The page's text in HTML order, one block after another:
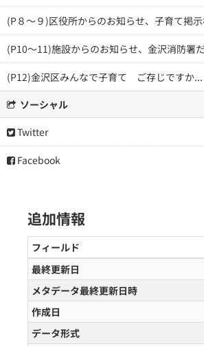
(P８～９)区役所からのお知らせ、子育て掲
(P10～11)施設からのお知らせ、金沢消防署
(P12)金沢区みんなで子育て ご存じですか...
ソーシャル
Twitter
Facebook
追加情報
フィールド
最終更新日
メタデータ最終更新日時
作成日
データ形式